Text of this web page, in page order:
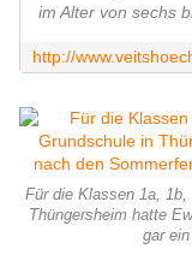
im Alter von sechs
Für die Klassen 1a, 1b,
Thüngersheim hatte
gar